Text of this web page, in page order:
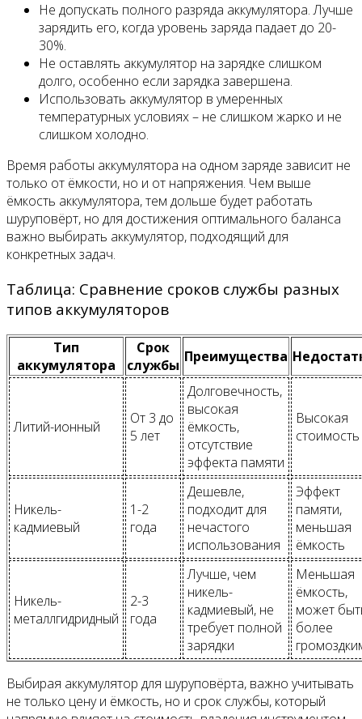
Не допускать полного разряда аккумулятора. Лучше
зарядить его, когда уровень заряда падает до 20-
30%.
Не оставлять аккумулятор на зарядке слишком
долго, особенно если зарядка завершена.
Использовать аккумулятор в умеренных
температурных условиях – не слишком жарко и не
слишком холодно.
Время работы аккумулятора на одном заряде зависит не
только от ёмкости, но и от напряжения. Чем выше
ёмкость аккумулятора, тем дольше будет работать
шуруповёрт, но для достижения оптимального баланса
важно выбирать аккумулятор, подходящий для
конкретных задач.
Таблица: Сравнение сроков службы разных
типов аккумуляторов
Тип
аккумулятора
Срок
службы Преимущества
Литий-ионный
От 3 до
5 лет
Долговечность,
высокая
ёмкость,
отсутствие
эффекта памяти
Высокая
стоимость
Никель-
кадмиевый
1-2
года
Дешевле,
подходит для
нечастого
использования
Эффект
памяти,
меньшая
ёмкость
Никель-
металлгидридный
2-3
года
Лучше, чем
никель-
кадмиевый, не
требует полной
зарядки
Меньшая
ёмкость,
может
более
Выбирая аккумулятор для шуруповёрта, важно учитывать
не только цену и ёмкость, но и срок службы, который